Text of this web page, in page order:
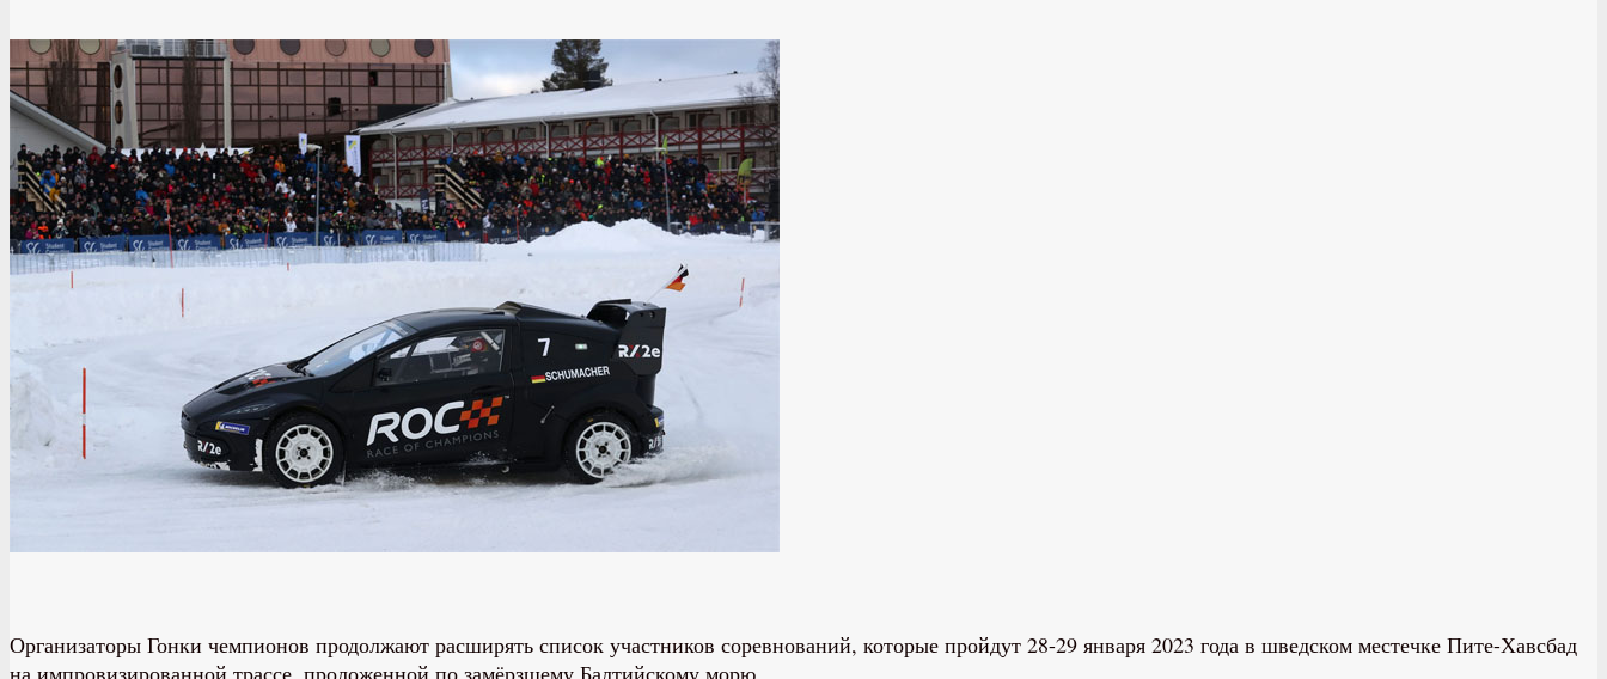
Организаторы Гонки чемпионов продолжают расширять список участников соревнований, которые пройдут 28-29 января 2023 года в шведском местечке Пите-Хавсбад
на импровизированной трассе, проложенной по замёрзшему Балтийскому морю.